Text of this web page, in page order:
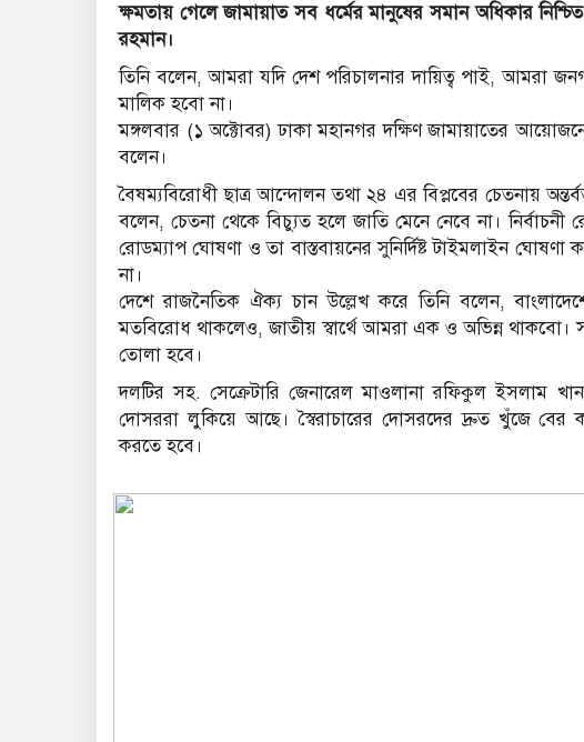
ক্ষমতায় গেলে জামায়াত সব ধর্মের মানুষের সমান অধিকার
রহমান।
তিনি বলেন, আমরা যদি দেশ পরিচালনার দায়িত্ব পাই, আমরা
মালিক হবো না।
মঙ্গলবার (১ অক্টোবর) ঢাকা মহানগর দক্ষিণ জামায়াতের
বলেন।
বৈষম্যবিরোধী ছাত্র আন্দোলন তথা ২৪ এর বিপ্লবের চেতনায়
বলেন, চেতনা থেকে বিচ্যুত হলে জাতি মেনে নেবে না। নির্বাচনী
রোডম্যাপ ঘোষণা ও তা বাস্তবায়নের সুনির্দিষ্ট টাইমলাইন ঘোষণা
না।
দেশে রাজনৈতিক ঐক্য চান উল্লেখ করে তিনি বলেন,
মতবিরোধ থাকলেও, জাতীয় স্বার্থে আমরা এক ও অভিন্ন থাকবো।
তোলা হবে।
দলটির সহ. সেক্রেটারি জেনারেল মাওলানা রফিকুল ইসলাম খান
দোসররা লুকিয়ে আছে। স্বৈরাচারের দোসরদের দ্রুত খুঁজে বের
করতে হবে।